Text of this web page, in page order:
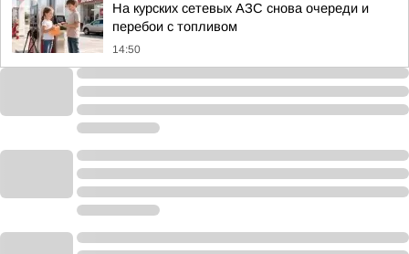
На курских сетевых АЗС снова очереди и
перебои с топливом
14:50